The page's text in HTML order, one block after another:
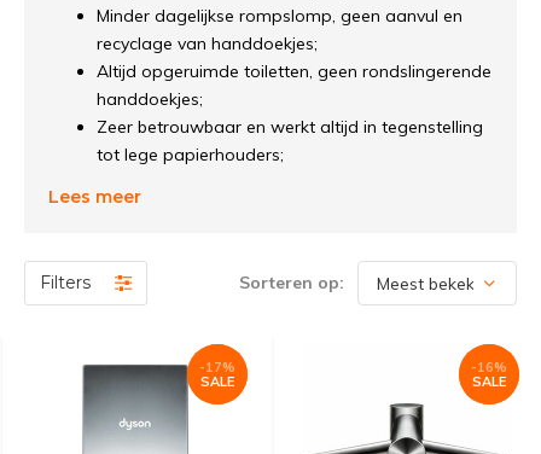
Minder dagelijkse rompslomp, geen aanvul en
recyclage van handdoekjes;
Altijd opgeruimde toiletten, geen rondslingerende
handdoekjes;
Zeer betrouwbaar en werkt altijd in tegenstelling
tot lege papierhouders;
Draag je steentje bij aan het milieu (10g CO2
...
Lees meer
Filters Sorteren op:
-17%
SALE
-17%
SALE
-16%
SALE
-16%
SALE